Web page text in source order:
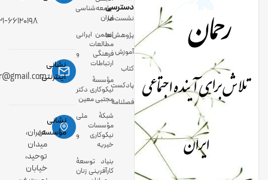
رحمان
تلاش برای آینده اجتماعی
ایران
دسترسی
نشست‌ها
پژوهش‌ها
آموزش
کتاب
پادکست
فصلنامه
جامعه‌شناسی
ایران
انجمن ایرانی
مطالعات
فرهنگی و
ارتباطات
مؤسسۀ
نیکوکاری دکتر
مجتبی معین
شبکۀ ملی
مؤسسات
نیکوکاری و
خیریه
بنیاد توسعۀ
کارآفرینی زنان
۰۲۱-
نشانی
اینترنتی:
نشانی
مؤسسه:تهران،
میدان
توحید،
خیابان